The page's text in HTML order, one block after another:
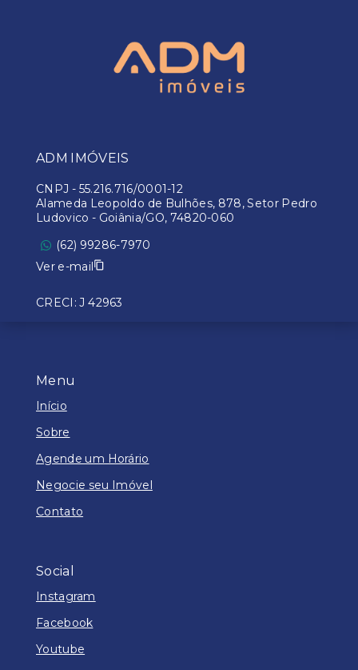
Menu
Início
Sobre
Agende um Horário
Negocie seu Imóvel
Contato
Social
Instagram
Facebook
Youtube
ADM IMÓVEIS
CNPJ - 55.216.716/0001-12
Alameda Leopoldo de Bulhões, 878, Setor Pedro
Ludovico - Goiânia/GO, 74820-060
(62) 99286-7970
Ver e-mail
CRECI: J 42963